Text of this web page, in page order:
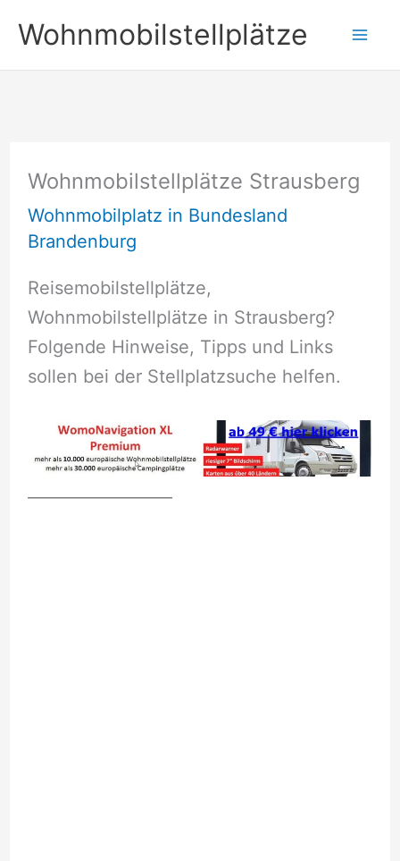
Inhalt
springen
Wohnmobilstellplätze
Wohnmobilstellplätze Strausberg
Wohnmobilplatz in Bundesland
Brandenburg
Reisemobilstellplätze,
Wohnmobilstellplätze in Strausberg?
Folgende Hinweise, Tipps und Links
sollen bei der Stellplatzsuche helfen.